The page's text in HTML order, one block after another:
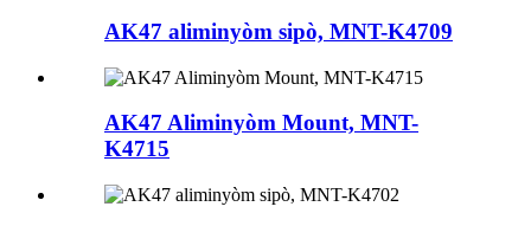
AK47 aliminyòm sipò, MNT-K4709
AK47 Aliminyòm Mount, MNT-
K4715